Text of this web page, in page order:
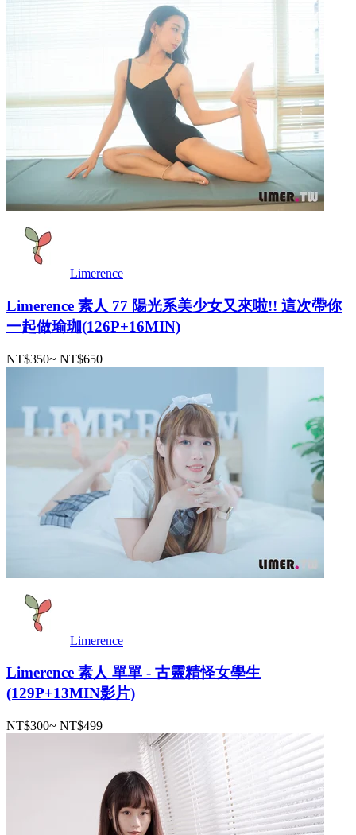
Limerence
Limerence 素人 77 陽光系美少女又來啦!! 這次帶你
一起做瑜珈(126P+16MIN)
NT$350~ NT$650
Limerence
Limerence 素人 單單 - 古靈精怪女學生
(129P+13MIN影片)
NT$300~ NT$499